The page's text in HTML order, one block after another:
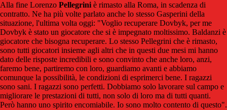
Alla fine Lorenzo Pellegriniè rimasto alla Roma, in scadenza di
contratto. Ne ha più volte parlato anche lo stesso Gasperini della
situazione, l'ultima volta oggi: "Voglio recuperare Dovbyk, per me
Dovbyk è stato un giocatore che si è impegnato moltissimo. Baldanzi è
giocatore che bisogna recuperare. Lo stesso Pellegrini che è rimasto,
sono tutti giocatori insieme agli altri che in questi due mesi mi hanno
dato delle risposte incredibili e sono convinto che anche loro, anzi,
faremo bene, partiremo con loro, guardiamo avanti e abbiamo
comunque la possibilità, le condizioni di esprimerci bene. I ragazzi
sono sani. I ragazzi sono perfetti. Dobbiamo solo lavorare sul campo e
migliorare le prestazioni di tutti, non solo di loro ma di tutti quanti.
Però hanno uno spirito encomiabile. Io sono molto contento di questo".